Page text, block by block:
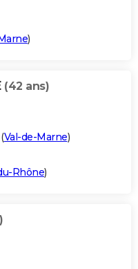
)
(42 ans)
(Val-de-Marne)
Rhône)